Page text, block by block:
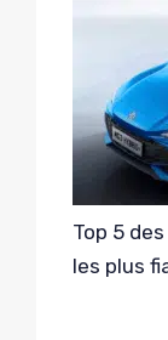
Top 5
les plus